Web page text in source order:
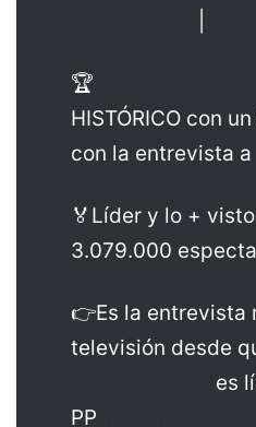
🏆
HISTÓRICO con
con la entrevista a
🏅Líder y lo +
3.079.000
👉Es la entrevista
televisión desde
es
PP